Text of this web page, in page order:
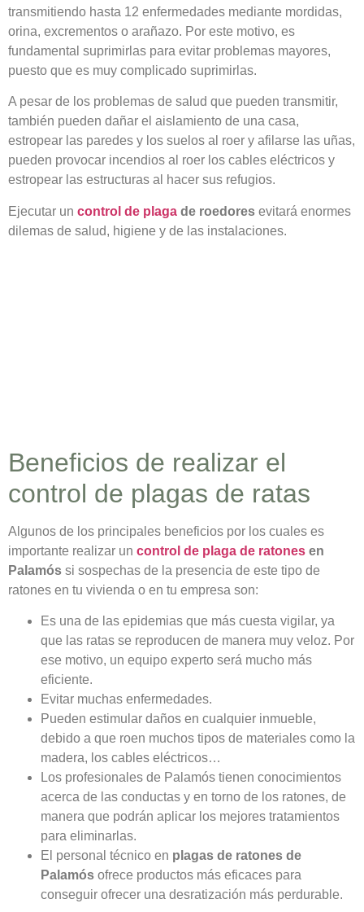
transmitiendo hasta 12 enfermedades mediante mordidas,
orina, excrementos o arañazo. Por este motivo, es
fundamental suprimirlas para evitar problemas mayores,
puesto que es muy complicado suprimirlas.
A pesar de los problemas de salud que pueden transmitir,
también pueden dañar el aislamiento de una casa,
estropear las paredes y los suelos al roer y afilarse las uñas,
pueden provocar incendios al roer los cables eléctricos y
estropear las estructuras al hacer sus refugios.
Ejecutar un control de plaga de roedores evitará enormes
dilemas de salud, higiene y de las instalaciones.
Beneficios de realizar el
control de plagas de ratas
Algunos de los principales beneficios por los cuales es
importante realizar un control de plaga de ratones en
Palamós si sospechas de la presencia de este tipo de
ratones en tu vivienda o en tu empresa son:
Es una de las epidemias que más cuesta vigilar, ya
que las ratas se reproducen de manera muy veloz. Por
ese motivo, un equipo experto será mucho más
eficiente.
Evitar muchas enfermedades.
Pueden estimular daños en cualquier inmueble,
debido a que roen muchos tipos de materiales como la
madera, los cables eléctricos…
Los profesionales de Palamós tienen conocimientos
acerca de las conductas y en torno de los ratones, de
manera que podrán aplicar los mejores tratamientos
para eliminarlas.
El personal técnico en plagas de ratones de
Palamós ofrece productos más eficaces para
conseguir ofrecer una desratización más perdurable.